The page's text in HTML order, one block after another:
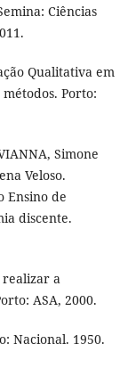
Ciências
Qualitativa em
Porto:
Simone
Veloso.
Ensino de
discente.
realizar a
ASA, 2000.
Nacional. 1950.